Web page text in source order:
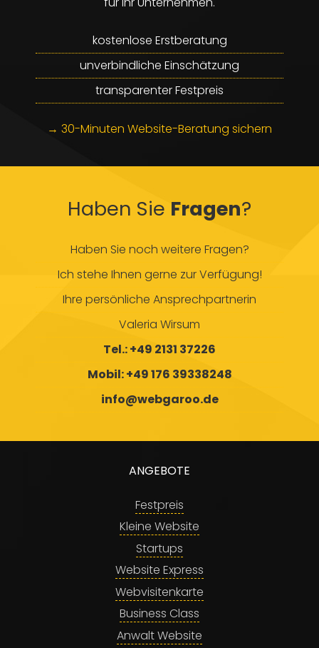
kostenlose Erstberatung
unverbindliche Einschätzung
transparenter Festpreis
→ 30-Minuten Website-Beratung sichern
Haben Sie Fragen?
Haben Sie noch weitere Fragen?
Ich stehe Ihnen gerne zur Verfügung!
Ihre persönliche Ansprechpartnerin
Valeria Wirsum
Tel.: +49 2131 37226
Mobil: +49 176 39338248
info@webgaroo.de
ANGEBOTE
Festpreis
Kleine Website
Startups
Website Express
Webvisitenkarte
Business Class
Anwalt Website